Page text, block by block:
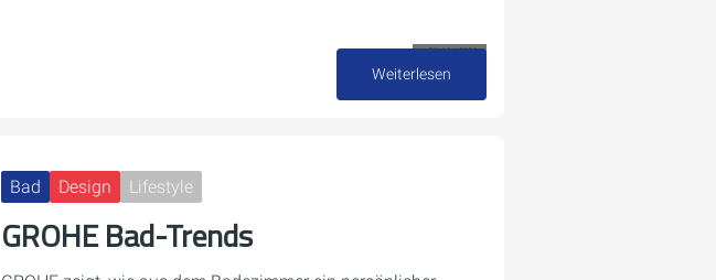
26. Mai 2026
Weiterlesen
Bad Design Lifestyle
GROHE Bad-Trends